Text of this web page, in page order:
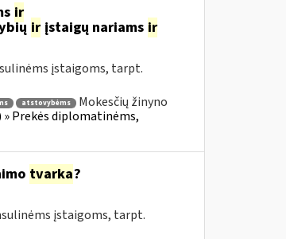
ir
irįstaigų nariams ir
įstaigoms, tarpt.
atstovybėms
Mokesčių žinyno
» Prekės diplomatinėms,
tvarka?
įstaigoms, tarpt.